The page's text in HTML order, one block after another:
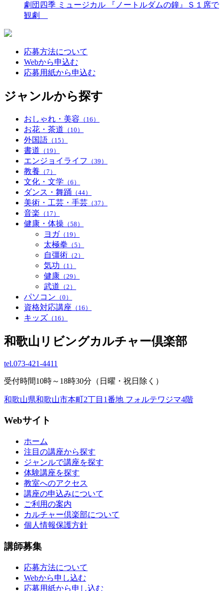
劇団四季 ミュージカル 『ノートルダムの鐘』Ｓ１席で
観劇
応募方法について
Webから申込む
応募用紙から申込む
ジャンルから探す
おしゃれ・美容 （16）
お花・茶道 （10）
外国語 （15）
書道 （19）
エンジョイライフ （39）
教養 （7）
文化・文学 （6）
ダンス・舞踊 （44）
美術・工芸・手芸 （37）
音楽 （17）
健康・体操 （58）
ヨガ （19）
太極拳 （5）
自彊術 （2）
気功 （1）
健康 （29）
武道 （2）
パソコン （0）
資格対応講座 （16）
キッズ （16）
和歌山リビングカルチャー倶楽部
tel.073-421-4411
受付時間10時～18時30分（日曜・祝日除く）
和歌山県和歌山市本町2丁目1番地 フォルテワジマ4階
Webサイト
ホーム
注目の講座から探す
ジャンルで講座を探す
体験講座を探す
教室へのアクセス
講座の申込みについて
ご利用の案内
カルチャー倶楽部について
個人情報保護方針
講師募集
応募方法について
Webから申し込む
応募用紙から申し込む